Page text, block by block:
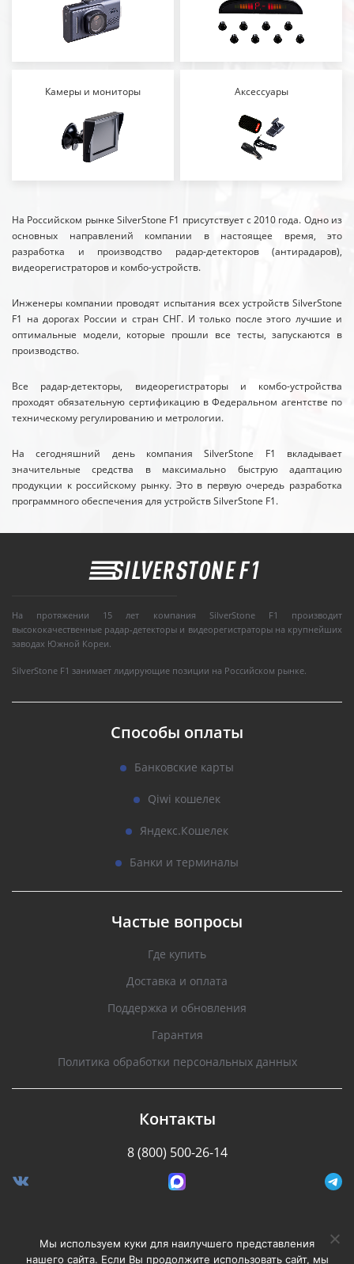
Камеры и мониторы Аксессуары
На Российском рынке SilverStone F1 присутствует с 2010 года. Одно из
основных направлений компании в настоящее время, это
разработка и производство радар-детекторов (антирадаров),
видеорегистраторов и комбо-устройств.
Инженеры компании проводят испытания всех устройств SilverStone
F1 на дорогах России и стран СНГ. И только после этого лучшие и
оптимальные модели, которые прошли все тесты, запускаются в
производство.
Все радар-детекторы, видеорегистраторы и комбо-устройства
проходят обязательную сертификацию в Федеральном агентстве по
техническому регулированию и метрологии.
На сегодняшний день компания SilverStone F1 вкладывает
значительные средства в максимально быструю адаптацию
продукции к российскому рынку. Это в первую очередь разработка
программного обеспечения для устройств SilverStone F1.
На протяжении 15 лет компания SilverStone F1 производит
высококачественные радар-детекторы и видеорегистраторы на крупнейших
заводах Южной Кореи.
SilverStone F1 занимает лидирующие позиции на Российском рынке.
Способы оплаты
Банковские карты
Qiwi кошелек
Яндекс.Кошелек
Банки и терминалы
Частые вопросы
Где купить
Доставка и оплата
Поддержка и обновления
Гарантия
Политика обработки персональных данных
Контакты
8 (800) 500-26-14
Разработано Stormcorp
Мы используем куки для наилучшего представления
нашего сайта. Если Вы продолжите использовать сайт, мы